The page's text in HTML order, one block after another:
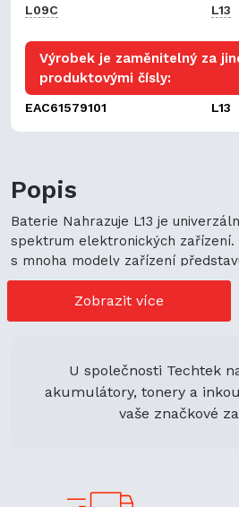
L09C
L13
Výrobek je zaměnitelný za
produktovými čísly:
EAC61579101 L13
Popis
Baterie Nahrazuje L13 je
spektrum elektronických
s mnoha modely zařízení
možnosti nákupu. Její univerzální
ekologickou udržitelnost a
Zobrazit více
U společnosti Techtek
akumulátory, tonery a
vaše značkové